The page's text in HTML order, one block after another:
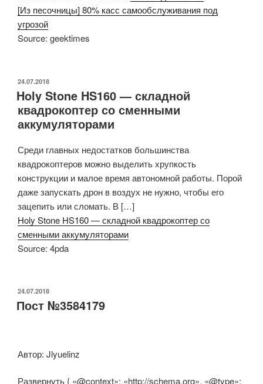
[Из песочницы] 80% касс самообслуживания под
угрозой
Source: geektimes
ОПУБЛИКОВАНО
24.07.2018
Holy Stone HS160 — складной
квадрокоптер со сменными
аккумуляторами
Среди главных недостатков большинства
квадрокоптеров можно выделить хрупкость
конструкции и малое время автономной работы. Порой
даже запускать дрон в воздух не нужно, чтобы его
зацепить или сломать. В […]
Holy Stone HS160 — складной квадрокоптер со
сменными аккумуляторами
Source: 4pda
ОПУБЛИКОВАНО
24.07.2018
Пост №3584179
Автор: Jlyuelinz
Развернуть { «@context»: «http://schema.org», «@type»: